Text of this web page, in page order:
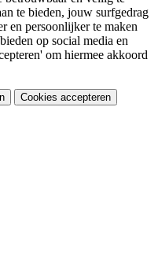
te bieden, jouw surfgedrag
en persoonlijker te maken
op social media en
om hiermee akkoord
Cookies accepteren